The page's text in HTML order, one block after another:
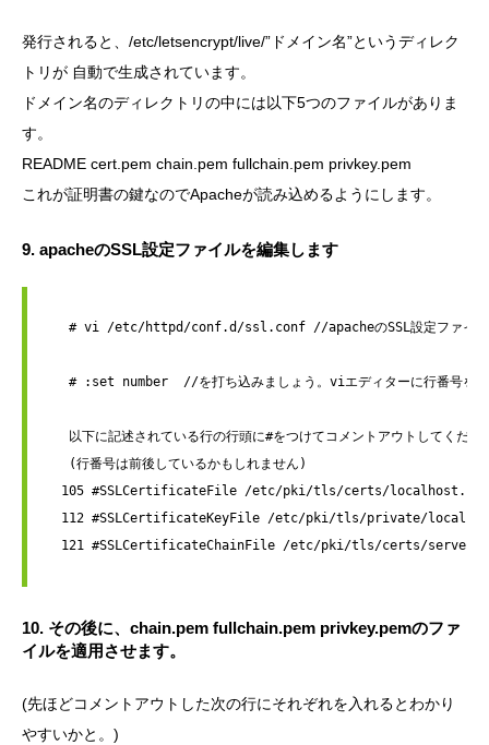
発行されると、/etc/letsencrypt/live/”ドメイン名”というディレク
トリが 自動で生成されています。
ドメイン名のディレクトリの中には以下5つのファイルがありま
す。
README cert.pem chain.pem fullchain.pem privkey.pem
これが証明書の鍵なのでApacheが読み込めるようにします。
9. apacheのSSL設定ファイルを編集します
# vi /etc/httpd/conf.d/ssl.conf //apacheのSSL設定ファイル
# :set number  //を打ち込みましょう。viエディターに行番号を表
以下に記述されている行の行頭に#をつけてコメントアウトしてくださ
   (行番号は前後しているかもしれません)
  105 #SSLCertificateFile /etc/pki/tls/certs/localhost.crt
112 #SSLCertificateKeyFile /etc/pki/tls/private/
121 #SSLCertificateChainFile /etc/pki/tls/certs/server-
10. その後に、chain.pem fullchain.pem privkey.pemのファ
イルを適用させます。
(先ほどコメントアウトした次の行にそれぞれを入れるとわかり
やすいかと。)